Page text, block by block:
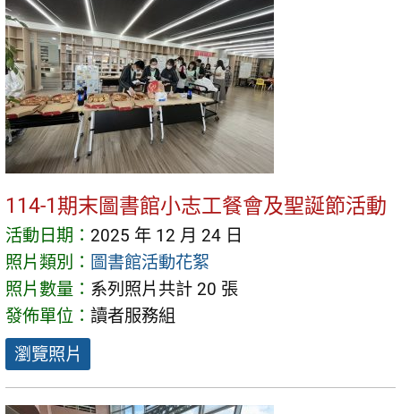
114-1期末圖書館小志工餐會及聖誕節活動
活動日期： 2025 年 12 月 24 日
照片類別： 圖書館活動花絮
照片數量： 系列照片共計 20 張
發佈單位： 讀者服務組
瀏覽照片